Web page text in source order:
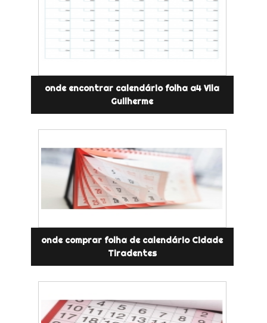
onde encontrar calendário folha a4 Vila
Guilherme
onde comprar folha de calendário Cidade
Tiradentes